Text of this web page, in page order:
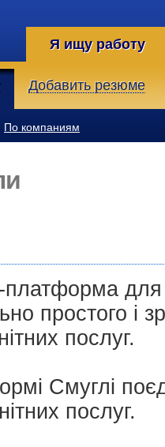
Я ищу работу
Добавить резюме
По компаниям
простого і
послуг.
Смуглі
послуг.